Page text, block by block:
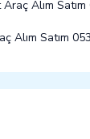
Alım
Alım Satım